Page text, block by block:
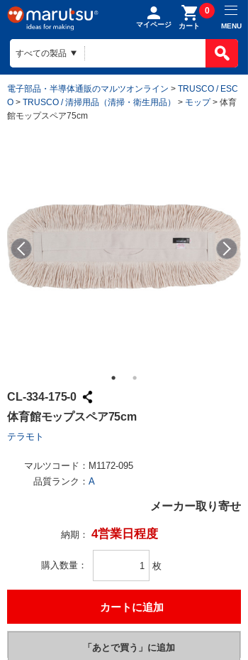
マイページ カート
0
MENU
電子部品・半導体通販のマルツオンライン > TRUSCO / ESC
O > TRUSCO / 清掃用品（清掃・衛生用品） > モップ> 体育
館モップスペア75cm
CL-334-175-0
体育館モップスペア75cm
テラモト
マルツコード： M1172-095
品質ランク： A
メーカー取り寄せ
納期： 4営業日程度
購入数量 枚